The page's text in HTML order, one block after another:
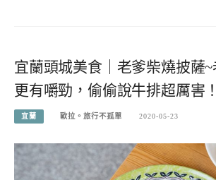
宜蘭頭城美食｜老爹柴燒披薩
更有嚼勁，偷偷說牛排超厲害
宜蘭 歐拉。旅行不孤單 2020-05-23